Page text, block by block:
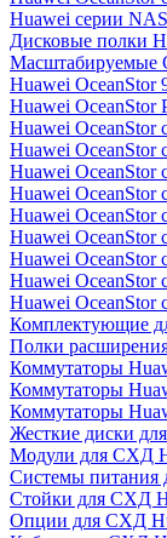
Huawei серии
Дисковые полки
Масштабируемые
Huawei OceanStor
Huawei OceanStor
Huawei OceanStor
Huawei OceanStor
Huawei OceanStor
Huawei OceanStor
Huawei OceanStor
Huawei OceanStor
Huawei OceanStor
Huawei OceanStor
Huawei OceanStor
Комплектующие
Полки
Коммутаторы
Коммутаторы
Коммутаторы
Жесткие диски
Модули для СХД
Системы
Стойки для СХД
Опции для СХД